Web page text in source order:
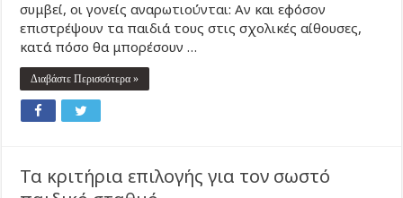
συμβεί, οι γονείς αναρωτιούνται: Αν και εφόσον
επιστρέψουν τα παιδιά τους στις σχολικές αίθουσες,
κατά πόσο θα μπορέσουν …
Διαβάστε Περισσότερα »
Τα κριτήρια επιλογής για τον σωστό